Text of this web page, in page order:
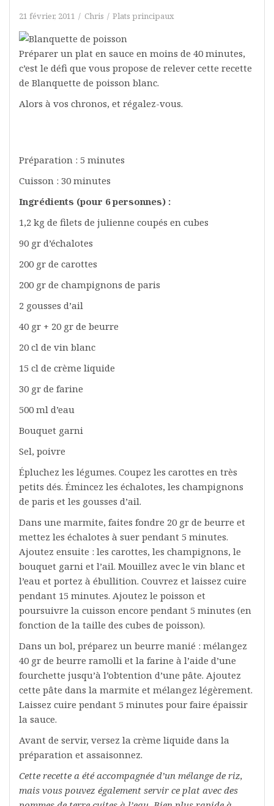
21 février, 2011 Chris Plats principaux
Préparer un plat en sauce en moins de 40 minutes,
c’est le défi que vous propose de relever cette recette
de Blanquette de poisson blanc.
Alors à vos chronos, et régalez-vous.
Préparation : 5 minutes
Cuisson : 30 minutes
Ingrédients (pour 6 personnes) :
1,2 kg de filets de julienne coupés en cubes
90 gr d’échalotes
200 gr de carottes
200 gr de champignons de paris
2 gousses d’ail
40 gr + 20 gr de beurre
20 cl de vin blanc
15 cl de crème liquide
30 gr de farine
500 ml d’eau
Bouquet garni
Sel, poivre
Épluchez les légumes. Coupez les carottes en très
petits dés. Émincez les échalotes, les champignons
de paris et les gousses d’ail.
Dans une marmite, faites fondre 20 gr de beurre et
mettez les échalotes à suer pendant 5 minutes.
Ajoutez ensuite : les carottes, les champignons, le
bouquet garni et l’ail. Mouillez avec le vin blanc et
l’eau et portez à ébullition. Couvrez et laissez cuire
pendant 15 minutes. Ajoutez le poisson et
poursuivre la cuisson encore pendant 5 minutes (en
fonction de la taille des cubes de poisson).
Dans un bol, préparez un beurre manié : mélangez
40 gr de beurre ramolli et la farine à l’aide d’une
fourchette jusqu’à l’obtention d’une pâte. Ajoutez
cette pâte dans la marmite et mélangez légèrement.
Laissez cuire pendant 5 minutes pour faire épaissir
la sauce.
Avant de servir, versez la crème liquide dans la
préparation et assaisonnez.
Cette recette a été accompagnée d’un mélange de riz,
mais vous pouvez également servir ce plat avec des